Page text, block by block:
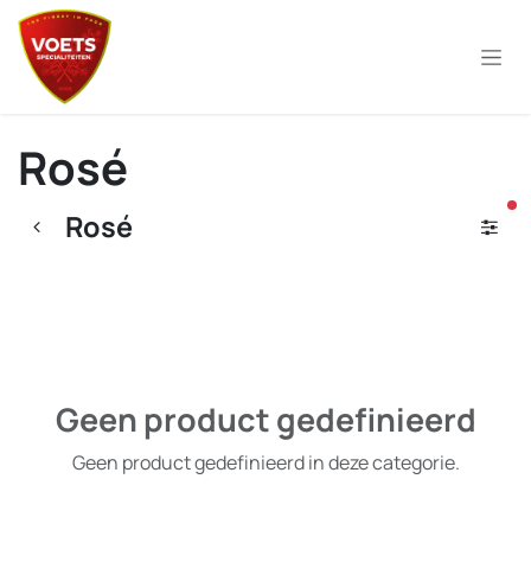
Overslaan naar inhoud
Rosé
Rosé
Geen product gedefinieerd
Geen product gedefinieerd in deze categorie.